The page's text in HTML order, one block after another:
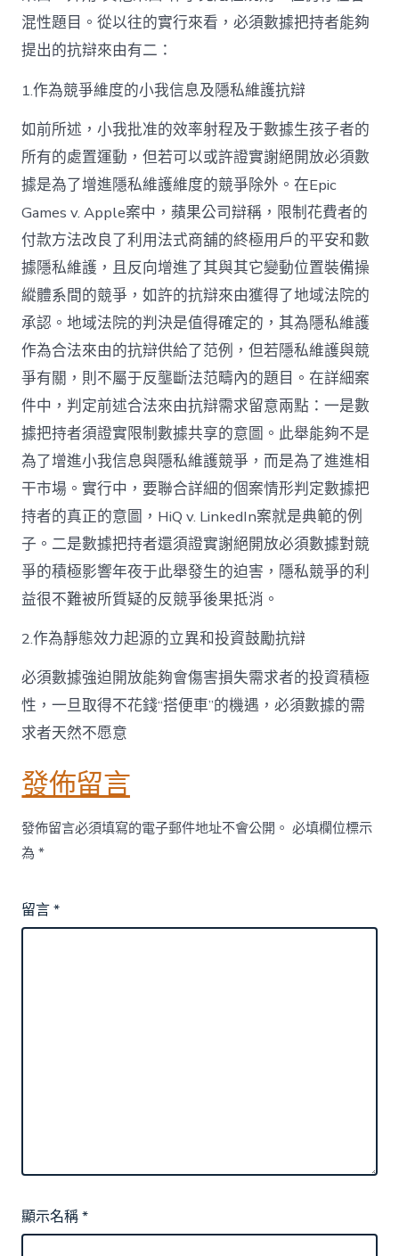
混性題目。從以往的實行來看，必須數據把持者能夠
提出的抗辯來由有二：
1.作為競爭維度的小我信息及隱私維護抗辯
如前所述，小我批准的效率射程及于數據生孩子者的
所有的處置運動，但若可以或許證實謝絕開放必須數
據是為了增進隱私維護維度的競爭除外。在Epic
Games v. Apple案中，蘋果公司辯稱，限制花費者的
付款方法改良了利用法式商舖的終極用戶的平安和數
據隱私維護，且反向增進了其與其它變動位置裝備操
縱體系間的競爭，如許的抗辯來由獲得了地域法院的
承認。地域法院的判決是值得確定的，其為隱私維護
作為合法來由的抗辯供給了范例，但若隱私維護與競
爭有關，則不屬于反壟斷法范疇內的題目。在詳細案
件中，判定前述合法來由抗辯需求留意兩點：一是數
據把持者須證實限制數據共享的意圖。此舉能夠不是
為了增進小我信息與隱私維護競爭，而是為了進進相
干市場。實行中，要聯合詳細的個案情形判定數據把
持者的真正的意圖，HiQ v. LinkedIn案就是典範的例
子。二是數據把持者還須證實謝絕開放必須數據對競
爭的積極影響年夜于此舉發生的迫害，隱私競爭的利
益很不難被所質疑的反競爭後果抵消。
2.作為靜態效力起源的立異和投資鼓勵抗辯
必須數據強迫開放能夠會傷害損失需求者的投資積極
性，一旦取得不花錢“搭便車”的機遇，必須數據的需
求者天然不愿意
發佈留言
發佈留言必須填寫的電子郵件地址不會公開。 必填欄位標示
為*
留言*
顯示名稱*